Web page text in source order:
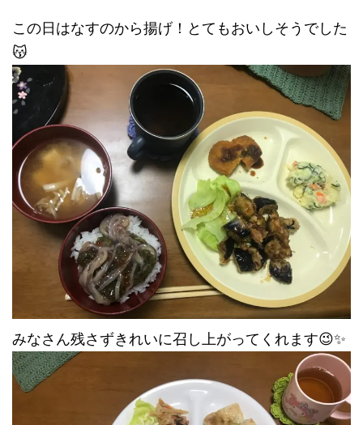
この日はなすのから揚げ！とてもおいしそうでした
😽
みなさん残さずきれいに召し上がってくれます😉✨